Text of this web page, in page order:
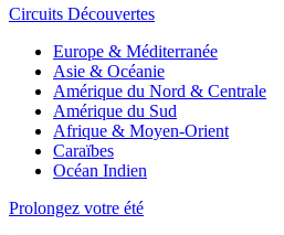
Circuits Découvertes
Europe & Méditerranée
Asie & Océanie
Amérique du Nord & Centrale
Amérique du Sud
Afrique & Moyen-Orient
Caraïbes
Océan Indien
Prolongez votre été